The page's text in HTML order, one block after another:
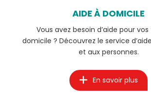
AIDE À DOMICILE
Vous avez besoin d’aide pour
domicile ? Découvrez le service
et aux personnes.
En savoir plus